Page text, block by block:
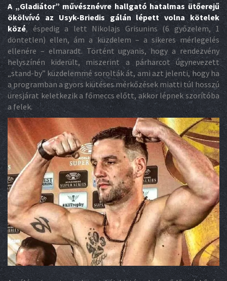
A „Gladiátor” művésznévre hallgató hatalmas ütőerejű
ökölvívó az Usyk-Briedis gálán lépett volna kötelek
közé, éspedig a lett Nikolajs Grisunins (6 győzelem, 1
döntetlen) ellen, ám a küzdelem – a sikeres mérlegelés
ellenére – elmaradt. Történt ugyanis, hogy a rendezvény
helyszínén kiderült, miszerint a párharcot úgynevezett
„stand-by” küzdelemmé sorolták át, ami azt jelenti, hogy ha
a programban a gyors kiütéses mérkőzések miatti túl hosszú
üresjárat keletkezik a főmeccs előtt, akkor lépnek szorítóba
a felek.